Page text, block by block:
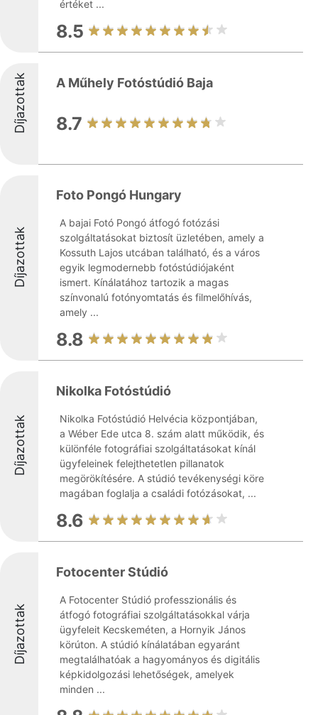
értéket ...
8.5
Díjazottak A Műhely Fotóstúdió Baja
8.7
Díjazottak
Foto Pongó Hungary
A bajai Fotó Pongó átfogó fotózási
szolgáltatásokat biztosít üzletében, amely a
Kossuth Lajos utcában található, és a város
egyik legmodernebb fotóstúdiójaként
ismert. Kínálatához tartozik a magas
színvonalú fotónyomtatás és filmelőhívás,
amely ...
8.8
Díjazottak
Nikolka Fotóstúdió
Nikolka Fotóstúdió Helvécia központjában,
a Wéber Ede utca 8. szám alatt működik, és
különféle fotográfiai szolgáltatásokat kínál
ügyfeleinek felejthetetlen pillanatok
megörökítésére. A stúdió tevékenységi köre
magában foglalja a családi fotózásokat, ...
8.6
Díjazottak
Fotocenter Stúdió
A Fotocenter Stúdió professzionális és
átfogó fotográfiai szolgáltatásokkal várja
ügyfeleit Kecskeméten, a Hornyik János
körúton. A stúdió kínálatában egyaránt
megtalálhatóak a hagyományos és digitális
képkidolgozási lehetőségek, amelyek
minden ...